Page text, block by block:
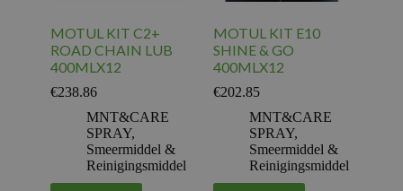
MOTUL KIT C2+
ROAD CHAIN LUB
400MLX12
€238.86
MNT&CARE
SPRAY,
Smeermiddel &
Reinigingsmiddel
MOTUL KIT E10
SHINE & GO
400MLX12
€202.85
MNT&CARE
SPRAY,
Smeermiddel &
Reinigingsmiddel